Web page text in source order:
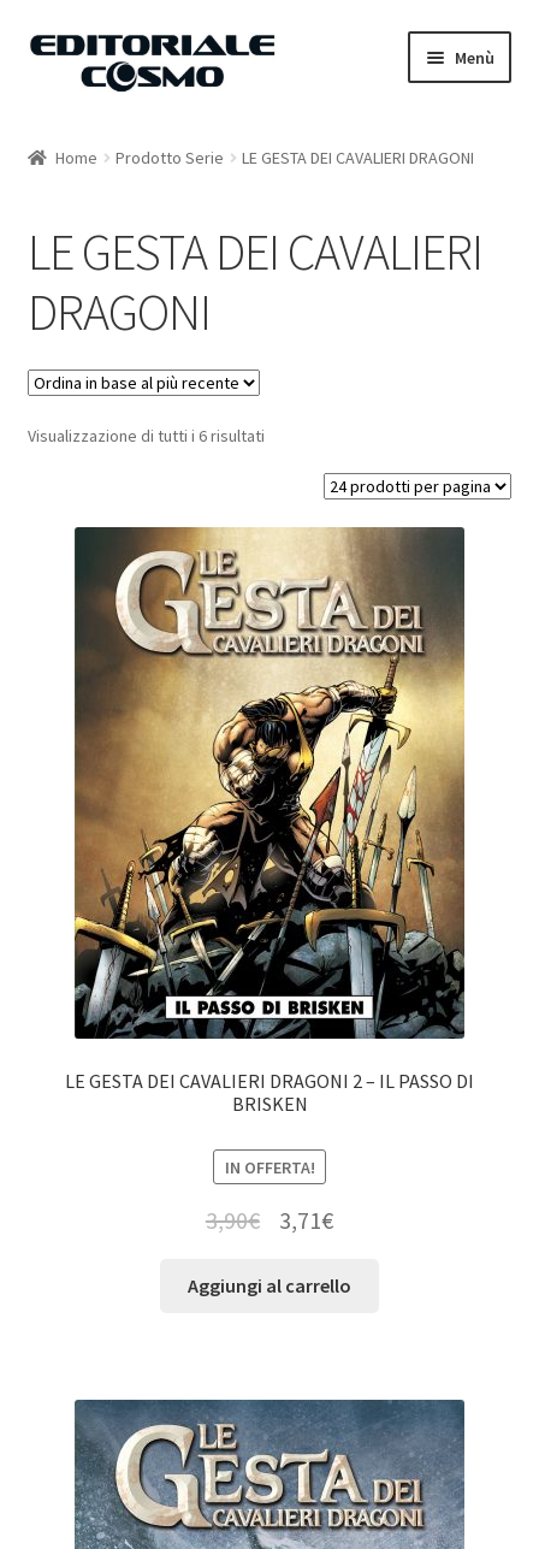
Vai
Vai
Menù
Carrello
Il mio account
Home Prodotto Serie LE GESTA DEI CAVALIERI DRAGONI
LE GESTA DEI CAVALIERI
DRAGONI
Visualizzazione di tutti i 6 risultati
LE GESTA DEI CAVALIERI DRAGONI 2 – IL PASSO DI
BRISKEN
IN OFFERTA!
3,90€ 3,71€
Aggiungi al carrello